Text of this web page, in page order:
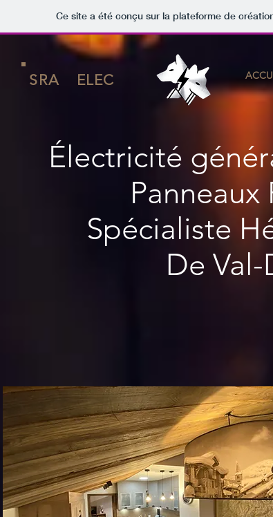
Ce site a été conçu sur la plateforme de
SRA ELEC
Électricité
Panneaux
Spécialiste
De Val-